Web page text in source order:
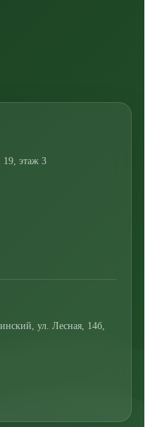
19, этаж 3
, ул. Лесная, 14б,